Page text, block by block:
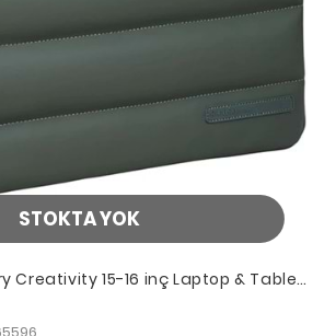
STOKTA YOK
Creativity 15-16 inç Laptop & Tablet